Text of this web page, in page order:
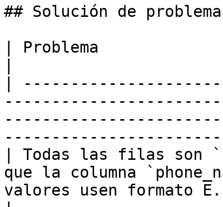
## Solución de
| Problema
|
| Todas las filas
que la columna
valores usen formato